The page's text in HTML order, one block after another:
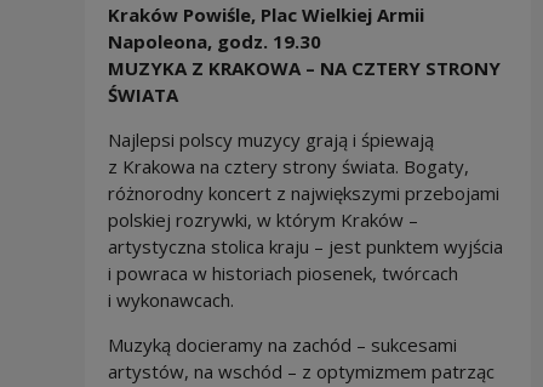
Kraków Powiśle, Plac Wielkiej Armii
Napoleona, godz. 19.30
MUZYKA Z KRAKOWA – NA CZTERY STRONY
ŚWIATA
Najlepsi polscy muzycy grają i śpiewają
z Krakowa na cztery strony świata. Bogaty,
różnorodny koncert z największymi przebojami
polskiej rozrywki, w którym Kraków –
artystyczna stolica kraju – jest punktem wyjścia
i powraca w historiach piosenek, twórcach
i wykonawcach.
Muzyką docieramy na zachód – sukcesami
artystów, na wschód – z optymizmem patrząc